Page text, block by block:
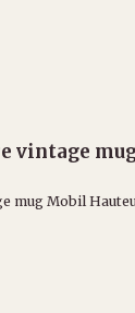
vintage
mug Mobil